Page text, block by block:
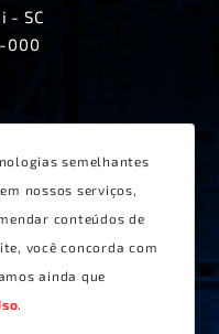
semelhantes
nossos serviços,
conteúdos de
você concorda com
ainda que
.
- SC
000